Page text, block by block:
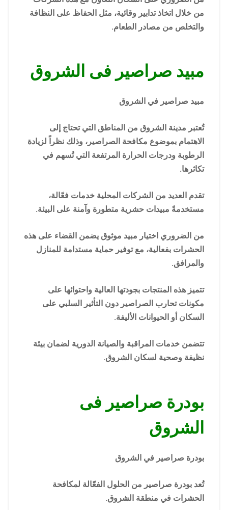
من خلال اتخاذ تدابير وقائية، مثل الحفاظ على النظافة
والتخلص من مصادر الطعام.
مبيد صراصير فى الشروق
مبيد صراصير في الشروق
تُعتبر مدينة الشروق من المناطق التي تحتاج إلى
الاهتمام بموضوع مكافحة الصراصير، وذلك نظراً لزيادة
الرطوبة ودرجات الحرارة المرتفعة التي تُسهم في
تكاثرها.
تقدم العديد من الشركات المحلية خدمات فعّالة،
مستخدمةً مبيدات حشرية متطورة وآمنة على البيئة.
من الضروري اختيار مبيد موثوق يضمن القضاء على هذه
الحشرات بفعالية، مع توفير حماية مستدامة للمنازل
والمرافق.
تتميز هذه المنتجات بجودتها العالية واحتوائها على
مكونات تحارب الصراصير دون التأثير السلبي على
السكان أو الحيوانات الأليفة.
تتضمن خدمات المراقبة والصيانة الدورية لضمان بيئة
نظيفة وصحية لسكان الشروق.
بودرة صراصير فى
الشروق
بودرة صراصير في الشروق
تُعد بودرة صراصير من الحلول الفعّالة لمكافحة
الحشرات في منطقة الشروق.